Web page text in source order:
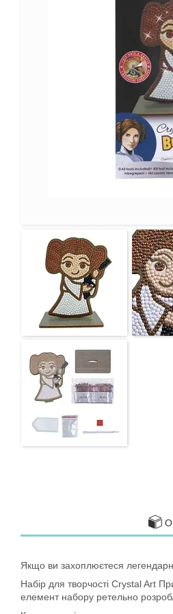
Якщо ви захоплюєтеся
Набір для творчості Crystal Art
елемент набору ретельно